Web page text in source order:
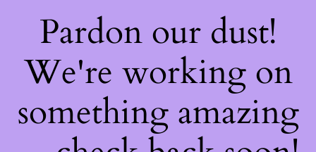
Pardon our dust!
We're working on
something amazing